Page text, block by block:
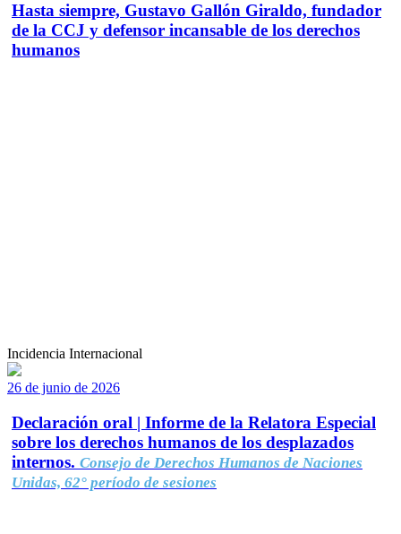
Hasta siempre, Gustavo Gallón Giraldo, fundador
de la CCJ y defensor incansable de los derechos
humanos
Incidencia Internacional
26 de junio de 2026
Declaración oral | Informe de la Relatora Especial
sobre los derechos humanos de los desplazados
internos. Consejo de Derechos Humanos de Naciones
Unidas, 62° período de sesiones